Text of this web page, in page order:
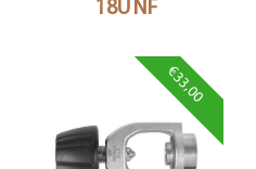
18UNF
€33,00